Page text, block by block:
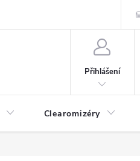
Přihlášení
Clearomizéry